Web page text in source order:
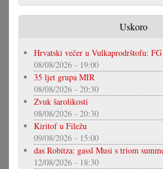
Uskoro
Hrvatski večer u Vulkaprodrštofu:
08/08/2026 - 19:00
35 ljet grupa MIR
08/08/2026 - 20:30
Zvuk šarolikosti
08/08/2026 - 20:30
Kiritof u Filežu
09/08/2026 - 15:00
das Robitza: gassl Musi s triom
12/08/2026 - 18:30